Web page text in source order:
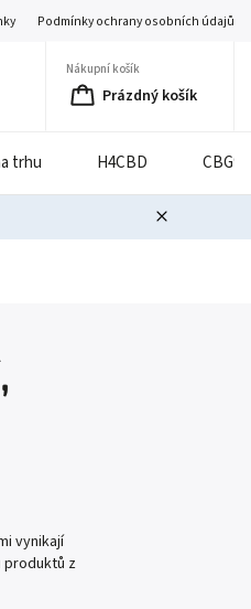
Podmínky ochrany osobních údajů
Nákupní košík
Prázdný košík
trhu H4CBD CBG9
vynikají
produktů z